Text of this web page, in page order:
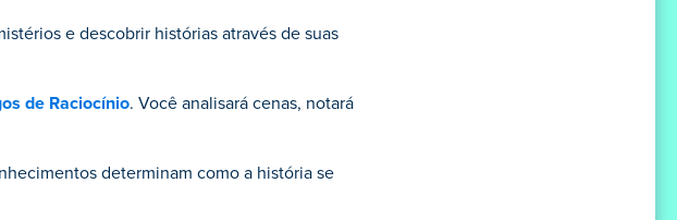
e descobrir histórias através de suas
de Raciocínio. Você analisará cenas, notará
determinam como a história se